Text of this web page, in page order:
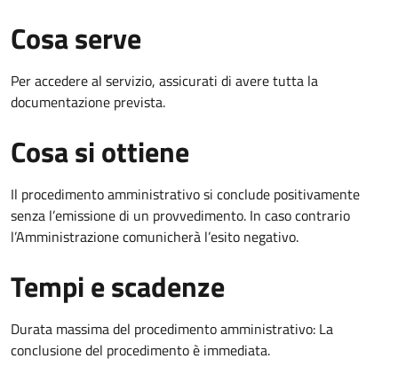
Cosa serve
Per accedere al servizio, assicurati di avere tutta la
documentazione prevista.
Cosa si ottiene
Il procedimento amministrativo si conclude positivamente
senza l’emissione di un provvedimento. In caso contrario
l’Amministrazione comunicherà l’esito negativo.
Tempi e scadenze
Durata massima del procedimento amministrativo: La
conclusione del procedimento è immediata.